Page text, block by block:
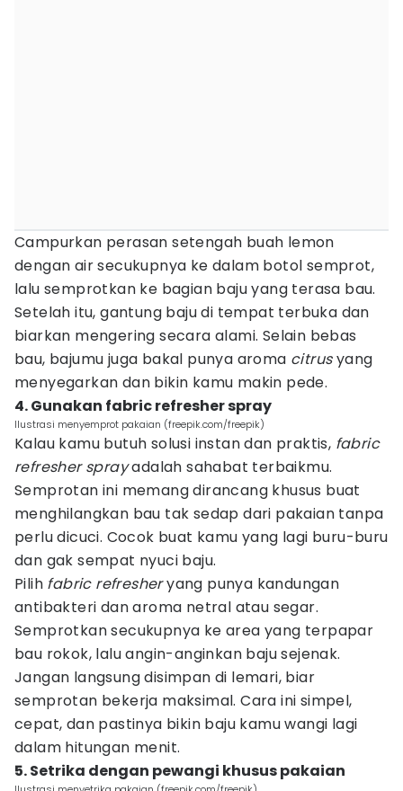
Campurkan perasan setengah buah lemon
dengan air secukupnya ke dalam botol semprot,
lalu semprotkan ke bagian baju yang terasa bau.
Setelah itu, gantung baju di tempat terbuka dan
biarkan mengering secara alami. Selain bebas
bau, bajumu juga bakal punya aroma citrusyang
menyegarkan dan bikin kamu makin pede.
4. Gunakan fabric refresher spray
Ilustrasi menyemprot pakaian (freepik.com/freepik)
Kalau kamu butuh solusi instan dan praktis, fabric
refresher sprayadalah sahabat terbaikmu.
Semprotan ini memang dirancang khusus buat
menghilangkan bau tak sedap dari pakaian tanpa
perlu dicuci. Cocok buat kamu yang lagi buru-buru
dan gak sempat nyuci baju.
Pilih fabric refresheryang punya kandungan
antibakteri dan aroma netral atau segar.
Semprotkan secukupnya ke area yang terpapar
bau rokok, lalu angin-anginkan baju sejenak.
Jangan langsung disimpan di lemari, biar
semprotan bekerja maksimal. Cara ini simpel,
cepat, dan pastinya bikin baju kamu wangi lagi
dalam hitungan menit.
5. Setrika dengan pewangi khusus pakaian